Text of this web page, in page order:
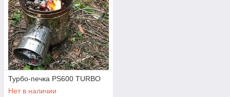
Турбо-печка PS600 TURBO
Нет в наличии